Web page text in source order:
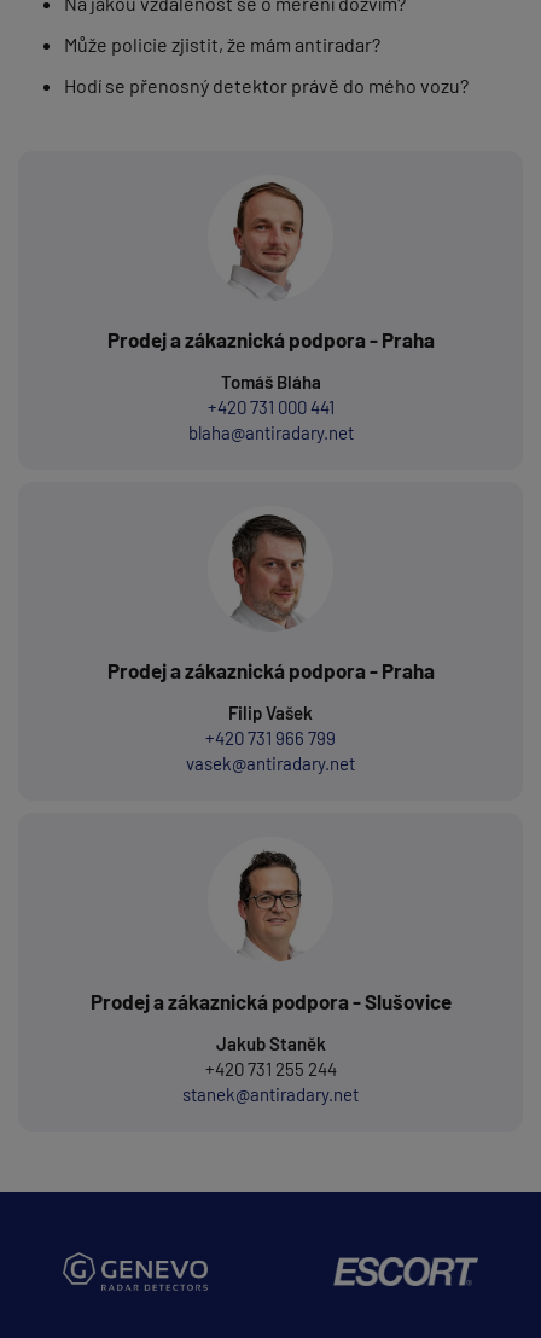
Může policie zjistit, že mám antiradar?
Hodí se přenosný detektor právě do mého vozu?
Prodej a zákaznická podpora - Praha
Tomáš Bláha
+420 731 000 441
blaha@antiradary.net
Prodej a zákaznická podpora - Praha
Filip Vašek
+420 731 966 799
vasek@antiradary.net
Prodej a zákaznická podpora - Slušovice
Jakub Staněk
+420 731 255 244
stanek@antiradary.net